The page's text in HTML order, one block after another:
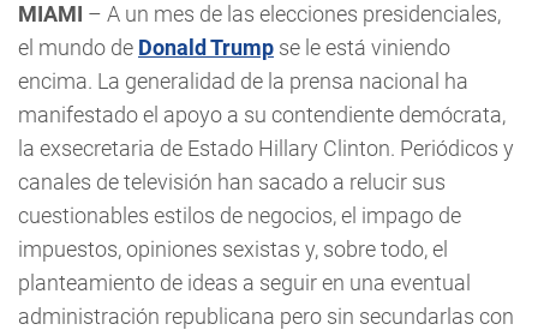
MIAMI – A un mes de las elecciones presidenciales,
el mundo de Donald Trump se le está viniendo
encima. La generalidad de la prensa nacional ha
manifestado el apoyo a su contendiente demócrata,
la exsecretaria de Estado Hillary Clinton. Periódicos y
canales de televisión han sacado a relucir sus
cuestionables estilos de negocios, el impago de
impuestos, opiniones sexistas y, sobre todo, el
planteamiento de ideas a seguir en una eventual
administración republicana pero sin secundarlas con